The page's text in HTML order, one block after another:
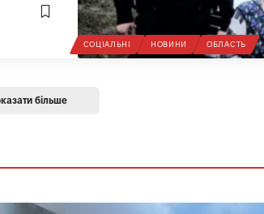
СОЦІАЛЬНІ НОВИНИ ОБЛАСТЬ
більше